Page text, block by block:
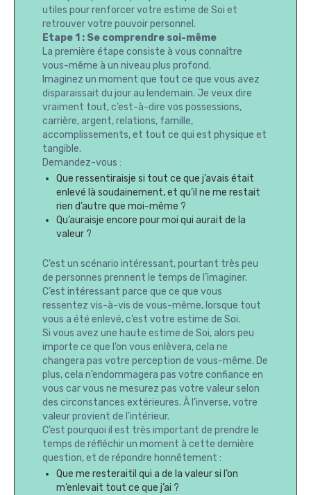
utiles pour renforcer votre estime de Soi et
retrouver votre pouvoir personnel.
Etape 1 : Se comprendre soi-même
La première étape consiste à vous connaître
vous-même à un niveau plus profond.
Imaginez un moment que tout ce que vous avez
disparaissait du jour au lendemain. Je veux dire
vraiment tout, c’est-à-dire vos possessions,
carrière, argent, relations, famille,
accomplissements, et tout ce qui est physique et
tangible.
Demandez-vous :
Que ressentiraisje si tout ce que j’avais était
enlevé là soudainement, et qu’il ne me restait
rien d’autre que moi-même ?
Qu’auraisje encore pour moi qui aurait de la
valeur ?
C’est un scénario intéressant, pourtant très peu
de personnes prennent le temps de l’imaginer.
C’est intéressant parce que ce que vous
ressentez vis-à-vis de vous-même, lorsque tout
vous a été enlevé, c’est votre estime de Soi.
Si vous avez une haute estime de Soi, alors peu
importe ce que l’on vous enlèvera, cela ne
changera pas votre perception de vous-même. De
plus, cela n’endommagera pas votre confiance en
vous car vous ne mesurez pas votre valeur selon
des circonstances extérieures. À l’inverse, votre
valeur provient de l’intérieur.
C’est pourquoi il est très important de prendre le
temps de réfléchir un moment à cette dernière
question, et de répondre honnêtement :
Que me resteraitil qui a de la valeur si l’on
m’enlevait tout ce que j’ai ?